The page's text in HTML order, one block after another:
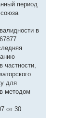
период
в
частности,
для
методом
от 30